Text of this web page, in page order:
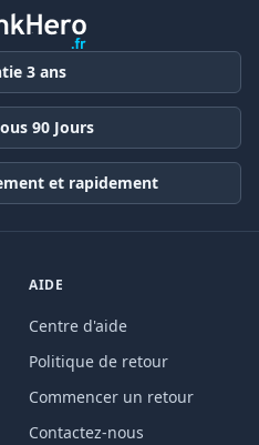
3 ans
90 Jours
et rapidement
AIDE
Centre d'aide
Politique de retour
Commencer un retour
Contactez-nous